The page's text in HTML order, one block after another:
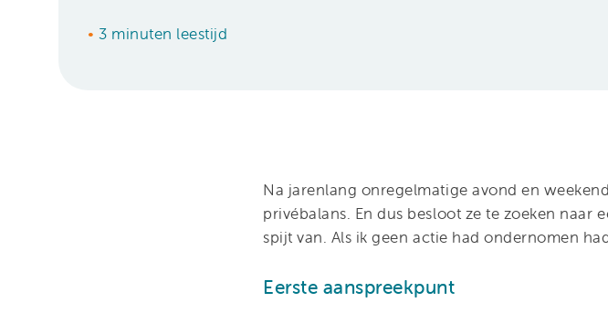
• 3 minuten leestijd
Na jarenlang onregelmatige avond en
privébalans. En dus besloot ze te zoeken naar
spijt van. Als ik geen actie had ondernomen
Eerste aanspreekpunt